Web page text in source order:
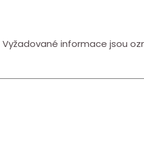
Vyžadované informace jsou